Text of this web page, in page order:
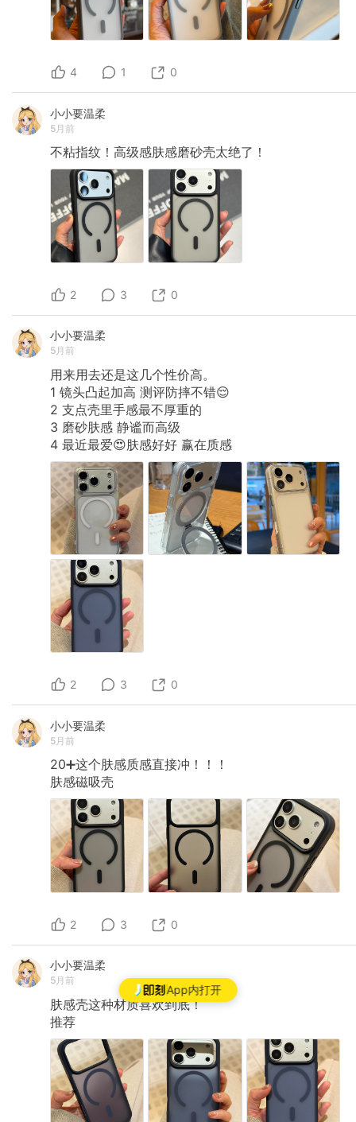
App内打开
4 1 0
小小要温柔
5月前
不粘指纹！高级感肤感磨砂壳太绝了！
2 3 0
小小要温柔
5月前
用来用去还是这几个性价高。
1 镜头凸起加高 测评防摔不错😌
2 支点壳里手感最不厚重的
3 磨砂肤感 静谧而高级
4 最近最爱😍肤感好好 赢在质感
2 3 0
小小要温柔
5月前
20➕这个肤感质感直接冲！！！
肤感磁吸壳
2 3 0
小小要温柔
5月前
肤感壳这种材质喜欢到底！
推荐